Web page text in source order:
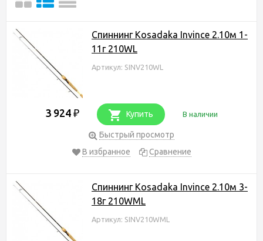
Спиннинг Kosadaka Invince 2.10м 1-
11г 210WL
Артикул: SINV210WL
3 924 ₽ Купить В наличии
Быстрый просмотр
В избранное
Сравнение
Спиннинг Kosadaka Invince 2.10м 3-
18г 210WML
Артикул: SINV210WML